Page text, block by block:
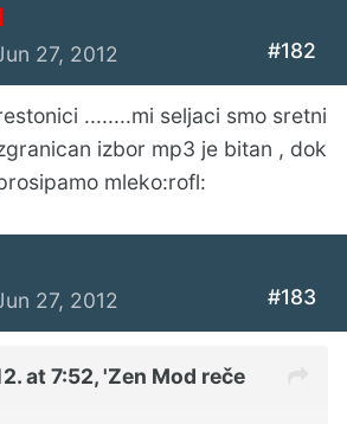
27, 2012 #182
........mi seljaci smo sretni
izbor mp3 je bitan , dok
mleko:rofl:
27, 2012 #183
at 7:52, 'Zen Mod reče